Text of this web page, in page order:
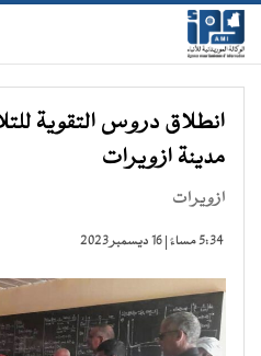
انطلاق دروس التقوية
مدينة ازويرات
ازويرات
5:34 مساءً | 16 ديسمبر 2023